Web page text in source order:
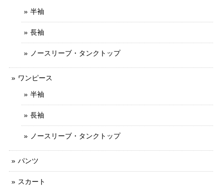
半袖
長袖
ノースリーブ・タンクトップ
ワンピース
半袖
長袖
ノースリーブ・タンクトップ
パンツ
スカート